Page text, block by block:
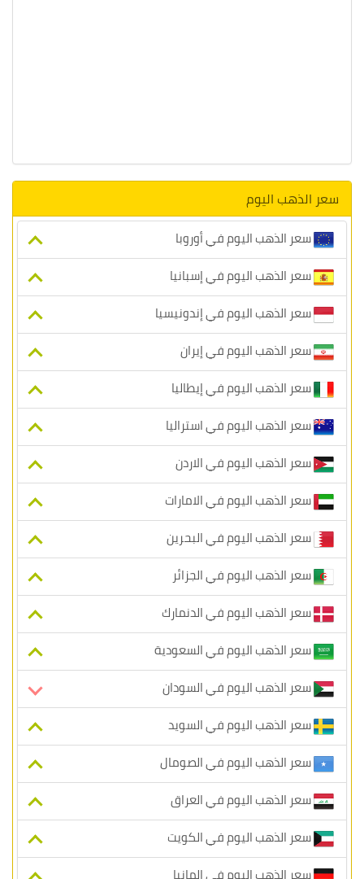
سعر الذهب اليوم
سعر الذهب اليوم في أوروبا
سعر الذهب اليوم في إسبانيا
سعر الذهب اليوم في إندونيسيا
سعر الذهب اليوم في إيران
سعر الذهب اليوم في إيطاليا
سعر الذهب اليوم في استراليا
سعر الذهب اليوم في الاردن
سعر الذهب اليوم في الامارات
سعر الذهب اليوم في البحرين
سعر الذهب اليوم في الجزائر
سعر الذهب اليوم في الدنمارك
سعر الذهب اليوم في السعودية
سعر الذهب اليوم في السودان
سعر الذهب اليوم في السويد
سعر الذهب اليوم في الصومال
سعر الذهب اليوم في العراق
سعر الذهب اليوم في الكويت